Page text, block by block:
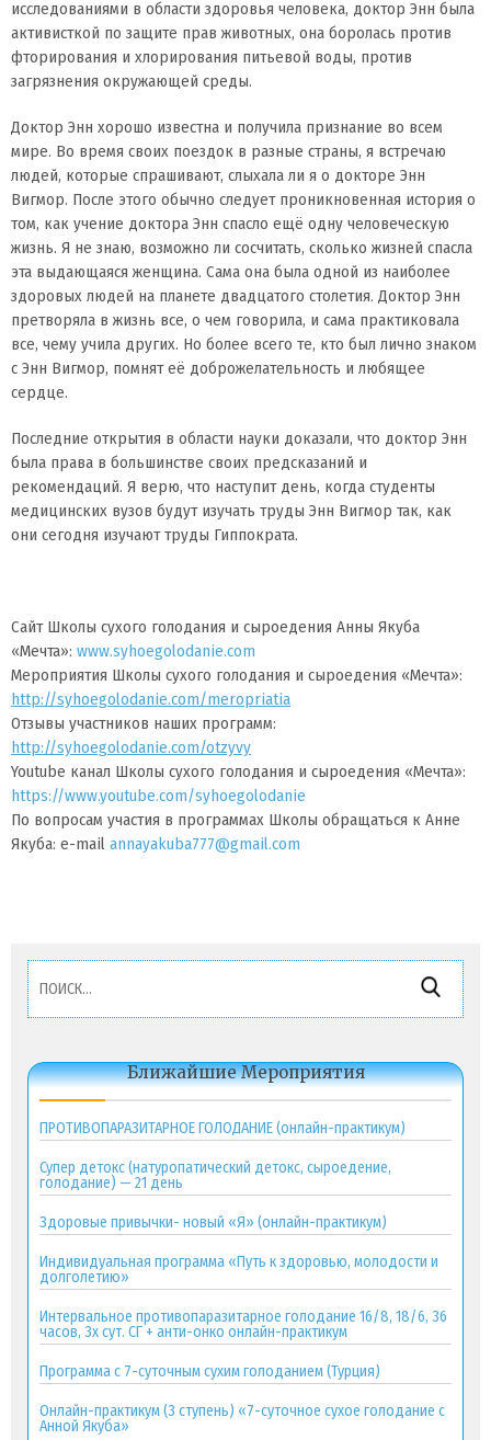
исследованиями в области здоровья человека, доктор Энн была
активисткой по защите прав животных, она боролась против
фторирования и хлорирования питьевой воды, против
загрязнения окружающей среды.
Доктор Энн хорошо известна и получила признание во всем
мире. Во время своих поездок в разные страны, я встречаю
людей, которые спрашивают, слыхала ли я о докторе Энн
Вигмор. После этого обычно следует проникновенная история о
том, как учение доктора Энн спасло ещё одну человеческую
жизнь. Я не знаю, возможно ли сосчитать, сколько жизней спасла
эта выдающаяся женщина. Сама она была одной из наиболее
здоровых людей на планете двадцатого столетия. Доктор Энн
претворяла в жизнь все, о чем говорила, и сама практиковала
все, чему учила других. Но более всего те, кто был лично знаком
с Энн Вигмор, помнят её доброжелательность и любящее
сердце.
Последние открытия в области науки доказали, что доктор Энн
была права в большинстве своих предсказаний и
рекомендаций. Я верю, что наступит день, когда студенты
медицинских вузов будут изучать труды Энн Вигмор так, как
они сегодня изучают труды Гиппократа.
Сайт Школы сухого голодания и сыроедения Анны Якуба
«Мечта»: www.syhoegolodanie.com
Мероприятия Школы сухого голодания и сыроедения «Мечта»:
http://syhoegolodanie.com/meropriatia
Отзывы участников наших программ:
http://syhoegolodanie.com/otzyvy
Youtube канал Школы сухого голодания и сыроедения «Мечта»:
https://www.youtube.com/syhoegolodanie
По вопросам участия в программах Школы обращаться к Анне
Якуба: e-mail annayakuba777@gmail.com
Найти:
Ближайшие Мероприятия
ПРОТИВОПАРАЗИТАРНОЕ ГОЛОДАНИЕ (онлайн-практикум)
Супер детокс (натуропатический детокс, сыроедение,
голодание) — 21 день
Здоровые привычки- новый «Я» (онлайн-практикум)
Индивидуальная программа «Путь к здоровью, молодости и
долголетию»
Интервальное противопаразитарное голодание 16/8, 18/6, 36
часов, 3х сут. СГ + анти-онко онлайн-практикум
Программа с 7-суточным сухим голоданием (Турция)
Онлайн-практикум (3 ступень) «7-суточное сухое голодание с
Анной Якуба»